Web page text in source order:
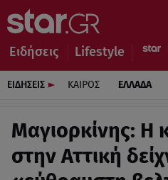
Ειδήσεις Lifestyle
ΕΙΔΗΣΕΙΣ ΚΑΙΡΟΣ ΕΛΛΑΔΑ
Μαγιορκίνης: Η
στην Αττική